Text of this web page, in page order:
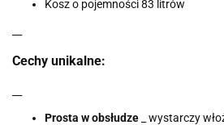
Kosz o pojemności 83 litrów
Cechy unikalne:
Prosta w obsłudze _ wystarczy